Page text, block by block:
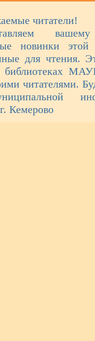
читатели!
новинки
для чтения.
библиотеках
читателями.
Кемерово